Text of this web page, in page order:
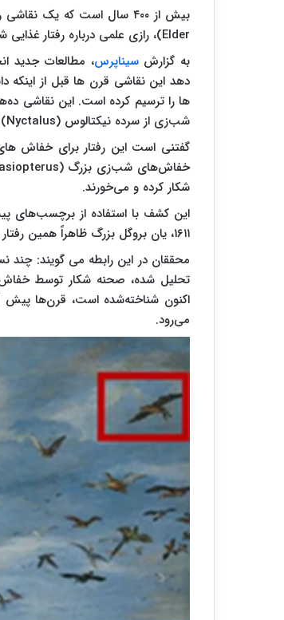
Elder)، رازی علمی درباره رفتار غذایی شبانه خفاش‌ها را پنهان کرده بود که اکنون کشف شده است.
به گزارشسیناپرس، مطالعات جدید
دهد این نقاشی قرن ها قبل از اینکه
ها را ترسیم کرده است. این نقاشی
شب‌زی از سرده نیکتالوس (Nyctalus) دیده می‌شود که پرنده‌ای را در دهان خود نگه داشته است.
شکار کرده و می‌خورند.
این کشف با استفاده از برچسب‌های
۱۶۱۱، یان بروگل بزرگ ظاهراً همین رفتار را با رنگ روغن روی بوم ثبت کرده بود.
محققان در این رابطه می گویند: چند
تحلیل شده، صحنه شکار توسط
اکنون شناخته‌شده است، قرن‌ها پیش
می‌رود.